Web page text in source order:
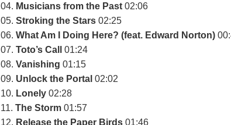
04. Musicians from the Past 02:06
05.Stroking the Stars 02:25
06.What Am I Doing Here? (feat. Edward Norton)
07.Toto’s Call
01:24
08.Vanishing 01:15
09. Unlock the Portal 02:02
10. Lonely 02:28
11.The Storm 01:57
12. Release the Paper Birds 01:46